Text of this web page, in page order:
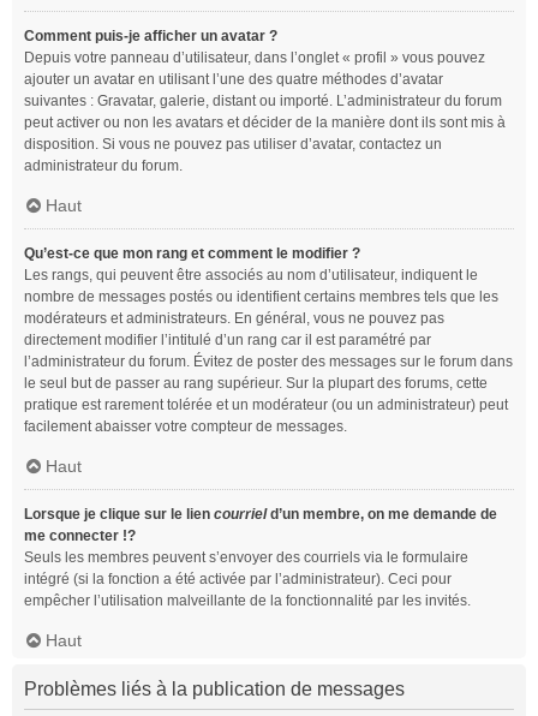
Comment puis-je afficher un avatar ?
Depuis votre panneau d’utilisateur, dans l’onglet « profil » vous pouvez
ajouter un avatar en utilisant l’une des quatre méthodes d’avatar
suivantes : Gravatar, galerie, distant ou importé. L’administrateur du forum
peut activer ou non les avatars et décider de la manière dont ils sont mis à
disposition. Si vous ne pouvez pas utiliser d’avatar, contactez un
administrateur du forum.
Haut
Qu’est-ce que mon rang et comment le modifier ?
Les rangs, qui peuvent être associés au nom d’utilisateur, indiquent le
nombre de messages postés ou identifient certains membres tels que les
modérateurs et administrateurs. En général, vous ne pouvez pas
directement modifier l’intitulé d’un rang car il est paramétré par
l’administrateur du forum. Évitez de poster des messages sur le forum dans
le seul but de passer au rang supérieur. Sur la plupart des forums, cette
pratique est rarement tolérée et un modérateur (ou un administrateur) peut
facilement abaisser votre compteur de messages.
Haut
Lorsque je clique sur le lien courrield’un membre, on me demande de
me connecter !?
Seuls les membres peuvent s’envoyer des courriels via le formulaire
intégré (si la fonction a été activée par l’administrateur). Ceci pour
empêcher l’utilisation malveillante de la fonctionnalité par les invités.
Haut
Problèmes liés à la publication de messages